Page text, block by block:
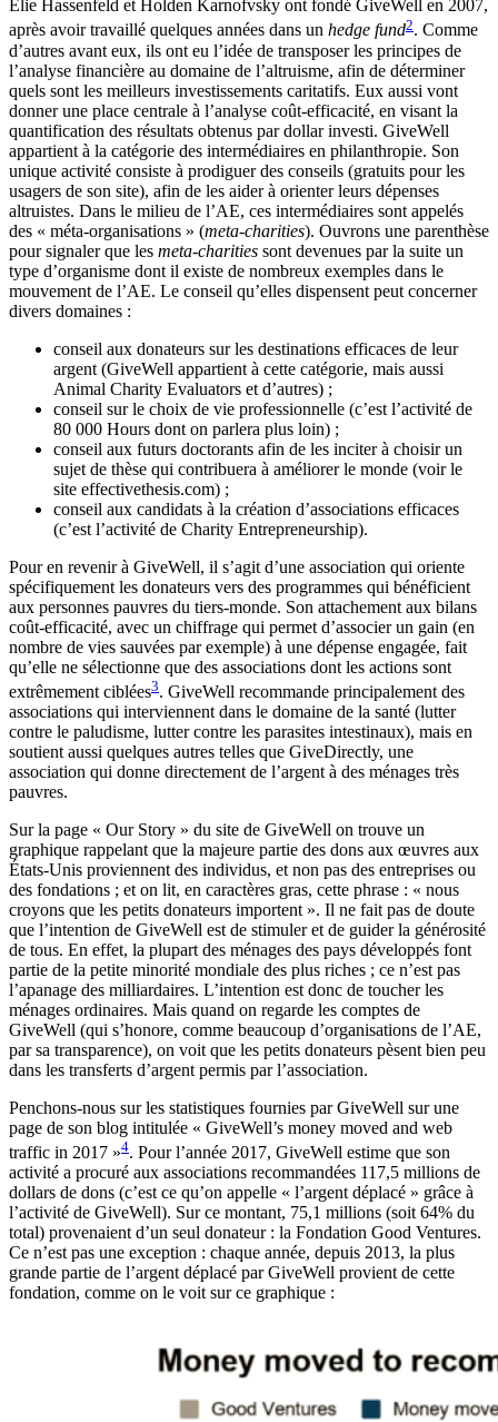
Elie Hassenfeld et Holden Karnofvsky ont fondé GiveWell en 2007,
après avoir travaillé quelques années dans un hedge fund2. Comme
d’autres avant eux, ils ont eu l’idée de transposer les principes de
l’analyse financière au domaine de l’altruisme, afin de déterminer
quels sont les meilleurs investissements caritatifs. Eux aussi vont
donner une place centrale à l’analyse coût-efficacité, en visant la
quantification des résultats obtenus par dollar investi. GiveWell
appartient à la catégorie des intermédiaires en philanthropie. Son
unique activité consiste à prodiguer des conseils (gratuits pour les
usagers de son site), afin de les aider à orienter leurs dépenses
altruistes. Dans le milieu de l’AE, ces intermédiaires sont appelés
des « méta-organisations » (meta-charities). Ouvrons une parenthèse
pour signaler que les meta-charities sont devenues par la suite un
type d’organisme dont il existe de nombreux exemples dans le
mouvement de l’AE. Le conseil qu’elles dispensent peut concerner
divers domaines :
conseil aux donateurs sur les destinations efficaces de leur
argent (GiveWell appartient à cette catégorie, mais aussi
Animal Charity Evaluators et d’autres) ;
conseil sur le choix de vie professionnelle (c’est l’activité de
80 000 Hours dont on parlera plus loin) ;
conseil aux futurs doctorants afin de les inciter à choisir un
sujet de thèse qui contribuera à améliorer le monde (voir le
site effectivethesis.com) ;
conseil aux candidats à la création d’associations efficaces
(c’est l’activité de Charity Entrepreneurship).
Pour en revenir à GiveWell, il s’agit d’une association qui oriente
spécifiquement les donateurs vers des programmes qui bénéficient
aux personnes pauvres du tiers-monde. Son attachement aux bilans
coût-efficacité, avec un chiffrage qui permet d’associer un gain (en
nombre de vies sauvées par exemple) à une dépense engagée, fait
qu’elle ne sélectionne que des associations dont les actions sont
extrêmement ciblées3. GiveWell recommande principalement des
associations qui interviennent dans le domaine de la santé (lutter
contre le paludisme, lutter contre les parasites intestinaux), mais en
soutient aussi quelques autres telles que GiveDirectly, une
association qui donne directement de l’argent à des ménages très
pauvres.
Sur la page « Our Story » du site de GiveWell on trouve un
graphique rappelant que la majeure partie des dons aux œuvres aux
États-Unis proviennent des individus, et non pas des entreprises ou
des fondations ; et on lit, en caractères gras, cette phrase : « nous
croyons que les petits donateurs importent ». Il ne fait pas de doute
que l’intention de GiveWell est de stimuler et de guider la générosité
de tous. En effet, la plupart des ménages des pays développés font
partie de la petite minorité mondiale des plus riches ; ce n’est pas
l’apanage des milliardaires. L’intention est donc de toucher les
ménages ordinaires. Mais quand on regarde les comptes de
GiveWell (qui s’honore, comme beaucoup d’organisations de l’AE,
par sa transparence), on voit que les petits donateurs pèsent bien peu
dans les transferts d’argent permis par l’association.
Penchons-nous sur les statistiques fournies par GiveWell sur une
page de son blog intitulée « GiveWell’s money moved and web
traffic in 2017 »4. Pour l’année 2017, GiveWell estime que son
activité a procuré aux associations recommandées 117,5 millions de
dollars de dons (c’est ce qu’on appelle « l’argent déplacé » grâce à
l’activité de GiveWell). Sur ce montant, 75,1 millions (soit 64% du
total) provenaient d’un seul donateur : la Fondation Good Ventures.
Ce n’est pas une exception : chaque année, depuis 2013, la plus
grande partie de l’argent déplacé par GiveWell provient de cette
fondation, comme on le voit sur ce graphique :